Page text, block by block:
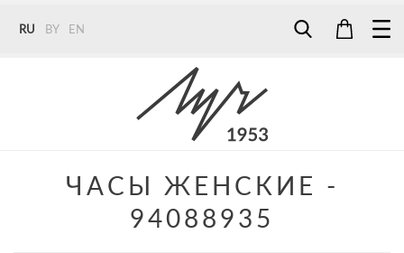
RU BY EN
+375 (29) 272 51 56
ЧАСЫ ЖЕНСКИЕ -
94088935